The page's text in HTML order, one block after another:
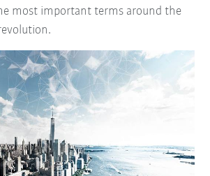
most important terms around the